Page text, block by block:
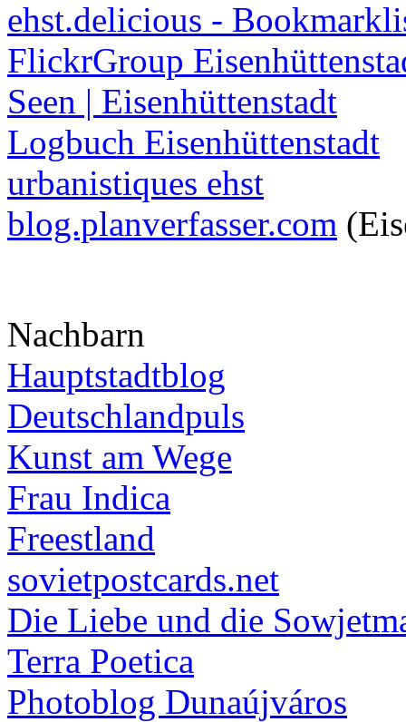
ehst.delicious -
FlickrGroup
Seen | Eisenhüttenstadt
Logbuch Eisenhüttenstadt
urbanistiques ehst
blog.planverfasser.com
Nachbarn
Hauptstadtblog
Deutschlandpuls
Kunst am Wege
Frau Indica
Freestland
sovietpostcards.net
Die Liebe und die
Terra Poetica
Photoblog Dunaújváros